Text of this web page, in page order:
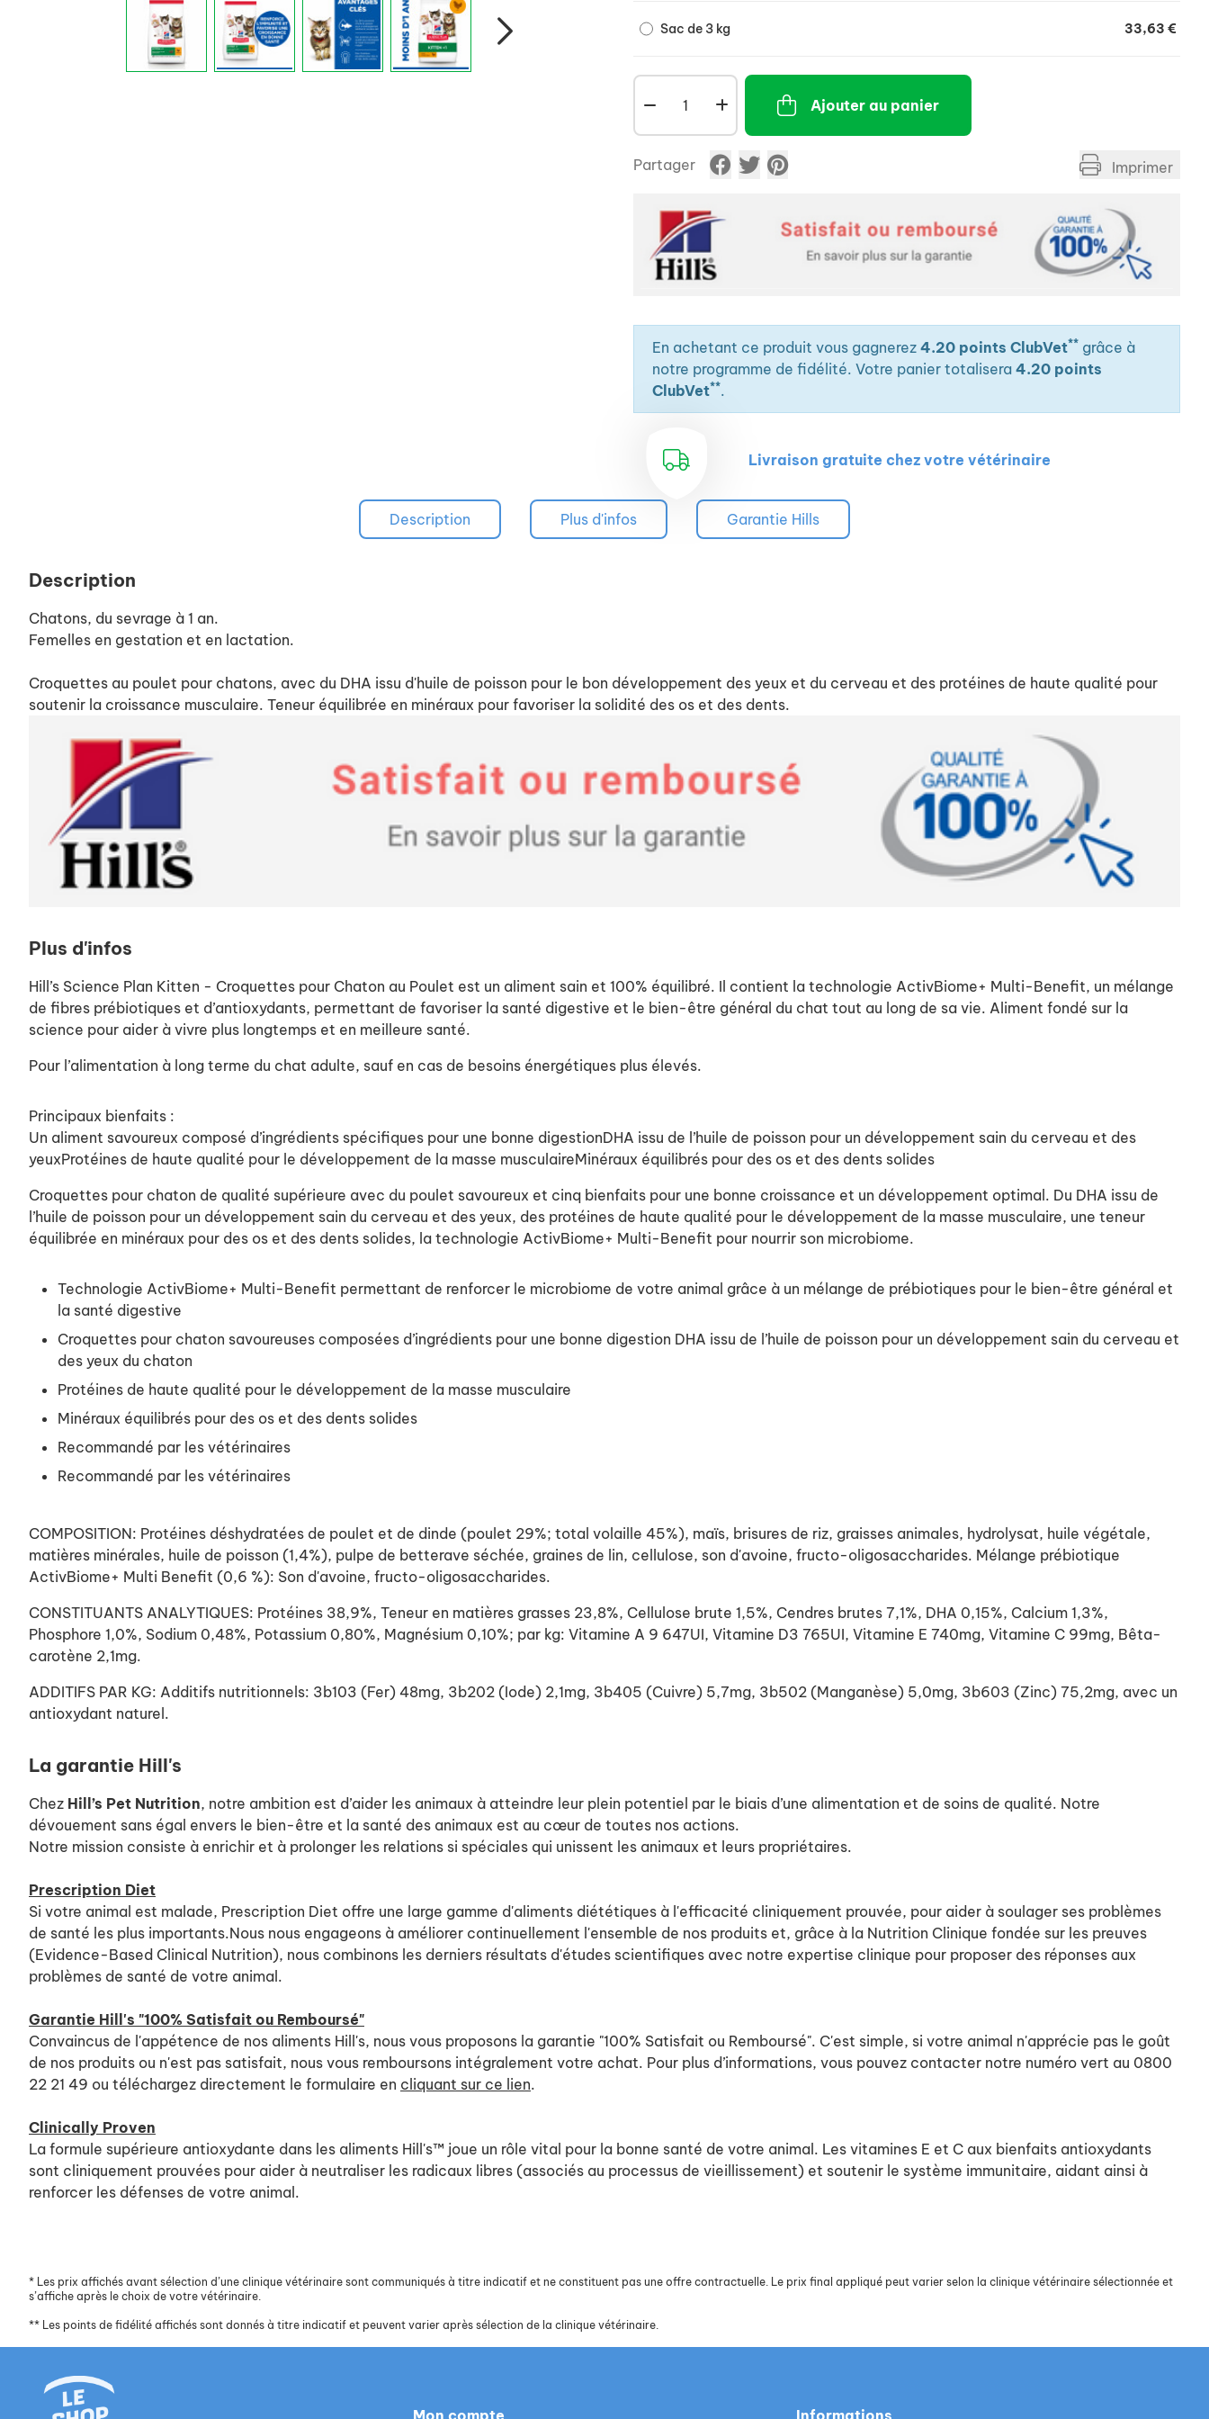
Sac de 3 kg 33,63 €
Ajouter au panier
Partager Imprimer
En achetant ce produit vous gagnerez 4.20 points ClubVet** grâce à
notre programme de fidélité. Votre panier totalisera 4.20 points
ClubVet**.
Livraison gratuite chez votre vétérinaire
Description Plus d'infos Garantie Hills
Description
Chatons, du sevrage à 1 an.
Femelles en gestation et en lactation.
Croquettes au poulet pour chatons, avec du DHA issu d'huile de poisson pour le bon développement des yeux et du cerveau et des protéines de haute qualité pour
soutenir la croissance musculaire. Teneur équilibrée en minéraux pour favoriser la solidité des os et des dents.
Plus d'infos
Hill’s Science Plan Kitten - Croquettes pour Chaton au Poulet est un aliment sain et 100% équilibré. Il contient la technologie ActivBiome+ Multi-Benefit, un mélange
de fibres prébiotiques et d’antioxydants, permettant de favoriser la santé digestive et le bien-être général du chat tout au long de sa vie. Aliment fondé sur la
science pour aider à vivre plus longtemps et en meilleure santé.
Pour l’alimentation à long terme du chat adulte, sauf en cas de besoins énergétiques plus élevés.
Principaux bienfaits :
Un aliment savoureux composé d’ingrédients spécifiques pour une bonne digestionDHA issu de l’huile de poisson pour un développement sain du cerveau et des
yeuxProtéines de haute qualité pour le développement de la masse musculaireMinéraux équilibrés pour des os et des dents solides
Croquettes pour chaton de qualité supérieure avec du poulet savoureux et cinq bienfaits pour une bonne croissance et un développement optimal. Du DHA issu de
l’huile de poisson pour un développement sain du cerveau et des yeux, des protéines de haute qualité pour le développement de la masse musculaire, une teneur
équilibrée en minéraux pour des os et des dents solides, la technologie ActivBiome+ Multi-Benefit pour nourrir son microbiome.
Technologie ActivBiome+ Multi-Benefit permettant de renforcer le microbiome de votre animal grâce à un mélange de prébiotiques pour le bien-être général et
la santé digestive
Croquettes pour chaton savoureuses composées d’ingrédients pour une bonne digestion DHA issu de l’huile de poisson pour un développement sain du cerveau et
des yeux du chaton
Protéines de haute qualité pour le développement de la masse musculaire
Minéraux équilibrés pour des os et des dents solides
Recommandé par les vétérinaires
Recommandé par les vétérinaires
COMPOSITION: Protéines déshydratées de poulet et de dinde (poulet 29%; total volaille 45%), maïs, brisures de riz, graisses animales, hydrolysat, huile végétale,
matières minérales, huile de poisson (1,4%), pulpe de betterave séchée, graines de lin, cellulose, son d'avoine, fructo-oligosaccharides. Mélange prébiotique
ActivBiome+ Multi Benefit (0,6 %): Son d'avoine, fructo-oligosaccharides.
CONSTITUANTS ANALYTIQUES: Protéines 38,9%, Teneur en matières grasses 23,8%, Cellulose brute 1,5%, Cendres brutes 7,1%, DHA 0,15%, Calcium 1,3%,
Phosphore 1,0%, Sodium 0,48%, Potassium 0,80%, Magnésium 0,10%; par kg: Vitamine A 9 647UI, Vitamine D3 765UI, Vitamine E 740mg, Vitamine C 99mg, Bêta-
carotène 2,1mg.
ADDITIFS PAR KG: Additifs nutritionnels: 3b103 (Fer) 48mg, 3b202 (Iode) 2,1mg, 3b405 (Cuivre) 5,7mg, 3b502 (Manganèse) 5,0mg, 3b603 (Zinc) 75,2mg, avec un
antioxydant naturel.
La garantie Hill's
Chez Hill’s Pet Nutrition, notre ambition est d’aider les animaux à atteindre leur plein potentiel par le biais d’une alimentation et de soins de qualité. Notre
dévouement sans égal envers le bien-être et la santé des animaux est au cœur de toutes nos actions.
Notre mission consiste à enrichir et à prolonger les relations si spéciales qui unissent les animaux et leurs propriétaires.
Prescription Diet
Si votre animal est malade, Prescription Diet offre une large gamme d'aliments diététiques à l'efficacité cliniquement prouvée, pour aider à soulager ses problèmes
de santé les plus importants.Nous nous engageons à améliorer continuellement l'ensemble de nos produits et, grâce à la Nutrition Clinique fondée sur les preuves
(Evidence-Based Clinical Nutrition), nous combinons les derniers résultats d'études scientifiques avec notre expertise clinique pour proposer des réponses aux
problèmes de santé de votre animal.
Garantie Hill's "100% Satisfait ou Remboursé"
Convaincus de l'appétence de nos aliments Hill's, nous vous proposons la garantie "100% Satisfait ou Remboursé". C'est simple, si votre animal n'apprécie pas le goût
de nos produits ou n'est pas satisfait, nous vous remboursons intégralement votre achat. Pour plus d’informations, vous pouvez contacter notre numéro vert au 0800
22 21 49 ou téléchargez directement le formulaire en cliquant sur ce lien.
Clinically Proven
La formule supérieure antioxydante dans les aliments Hill's™ joue un rôle vital pour la bonne santé de votre animal. Les vitamines E et C aux bienfaits antioxydants
sont cliniquement prouvées pour aider à neutraliser les radicaux libres (associés au processus de vieillissement) et soutenir le système immunitaire, aidant ainsi à
renforcer les défenses de votre animal.
* Les prix affichés avant sélection d’une clinique vétérinaire sont communiqués à titre indicatif et ne constituent pas une offre contractuelle. Le prix final appliqué peut varier selon la clinique vétérinaire sélectionnée et
s’affiche après le choix de votre vétérinaire.
** Les points de fidélité affichés sont donnés à titre indicatif et peuvent varier après sélection de la clinique vétérinaire.